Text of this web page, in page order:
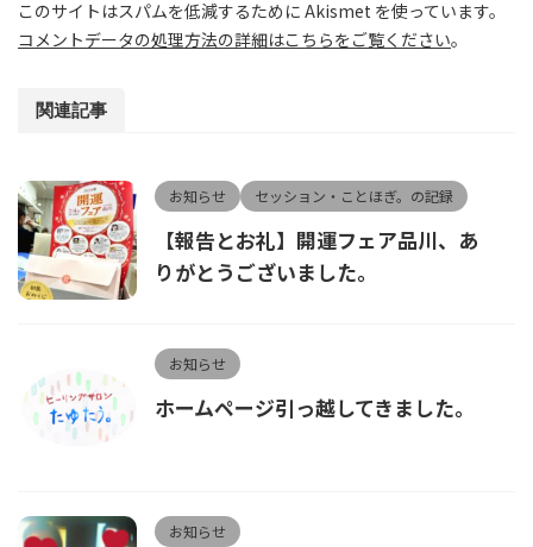
このサイトはスパムを低減するために Akismet を使っています。
コメントデータの処理方法の詳細はこちらをご覧ください。
関連記事
お知らせ セッション・ことほぎ。の記録
【報告とお礼】開運フェア品川、あ
りがとうございました。
お知らせ
ホームページ引っ越してきました。
お知らせ